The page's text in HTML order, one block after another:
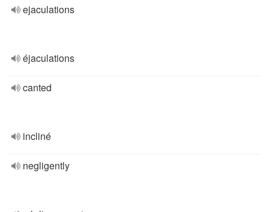
ejaculations
éjaculations
canted
incliné
negligently